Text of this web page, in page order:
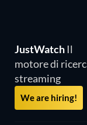
JustWatch Il
motore di
streaming
We are hiring!